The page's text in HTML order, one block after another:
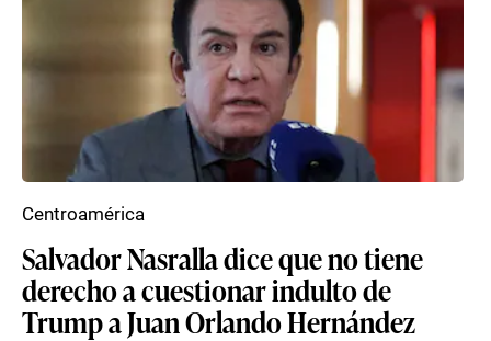
Salvador Nasralla dice que no tiene
derecho a cuestionar indulto de
Trump a Juan Orlando Hernández
Centroamérica